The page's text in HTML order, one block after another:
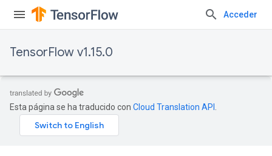
Acceder
TensorFlow v1.15.0
Esta página se ha traducido con Cloud Translation API